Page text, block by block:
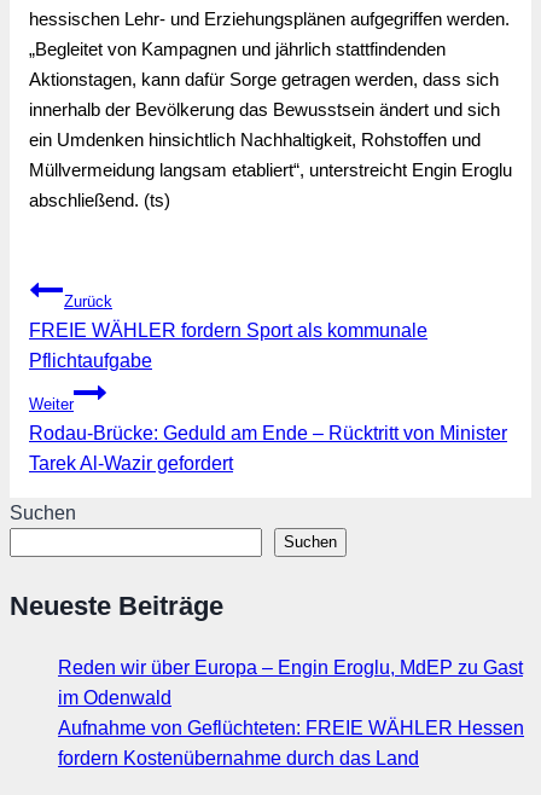
hessischen Lehr- und Erziehungsplänen aufgegriffen werden.
„Begleitet von Kampagnen und jährlich stattfindenden
Aktionstagen, kann dafür Sorge getragen werden, dass sich
innerhalb der Bevölkerung das Bewusstsein ändert und sich
ein Umdenken hinsichtlich Nachhaltigkeit, Rohstoffen und
Müllvermeidung langsam etabliert“, unterstreicht Engin Eroglu
abschließend. (ts)
Beitragsnavigation
Zurück
FREIE WÄHLER fordern Sport als kommunale
Pflichtaufgabe
Weiter
Rodau-Brücke: Geduld am Ende – Rücktritt von Minister
Tarek Al-Wazir gefordert
Suchen
Suchen
Neueste Beiträge
Reden wir über Europa – Engin Eroglu, MdEP zu Gast
im Odenwald
Aufnahme von Geflüchteten: FREIE WÄHLER Hessen
fordern Kostenübernahme durch das Land